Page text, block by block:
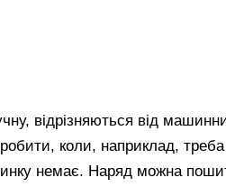
відрізняються від
коли, наприклад, треба
немає. Наряд можна